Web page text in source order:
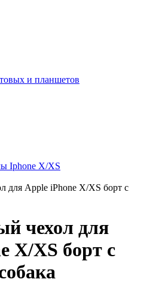
и планшетов
Iphone X/XS
для Apple iPhone X/XS борт с
чехол для
X/XS борт с